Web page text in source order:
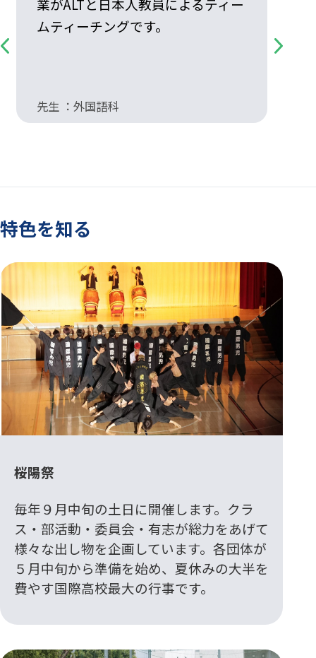
Previous
業がALTと日本人教員によるティー
ムティーチングです。
先生 ：外国語科
Next
特色を知る
桜陽祭
毎年９月中旬の土日に開催します。クラ
ス・部活動・委員会・有志が総力をあげて
様々な出し物を企画しています。各団体が
５月中旬から準備を始め、夏休みの大半を
費やす国際高校最大の行事です。